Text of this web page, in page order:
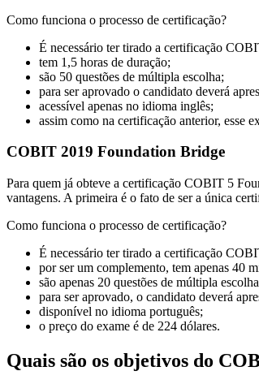
Como funciona o processo de certificação?
É necessário ter tirado a certificação
tem 1,5 horas de duração;
são 50 questões de múltipla escolha;
para ser aprovado o candidato deverá
acessível apenas no idioma inglês;
assim como na certificação anterior, esse
COBIT 2019 Foundation Bridge
Para quem já obteve a certificação COBIT 5
vantagens. A primeira é o fato de ser a única
Como funciona o processo de certificação?
É necessário ter tirado a certificação
por ser um complemento, tem apenas 40
são apenas 20 questões de múltipla
para ser aprovado, o candidato deverá
disponível no idioma português;
o preço do exame é de 224 dólares.
Quais são os objetivos do